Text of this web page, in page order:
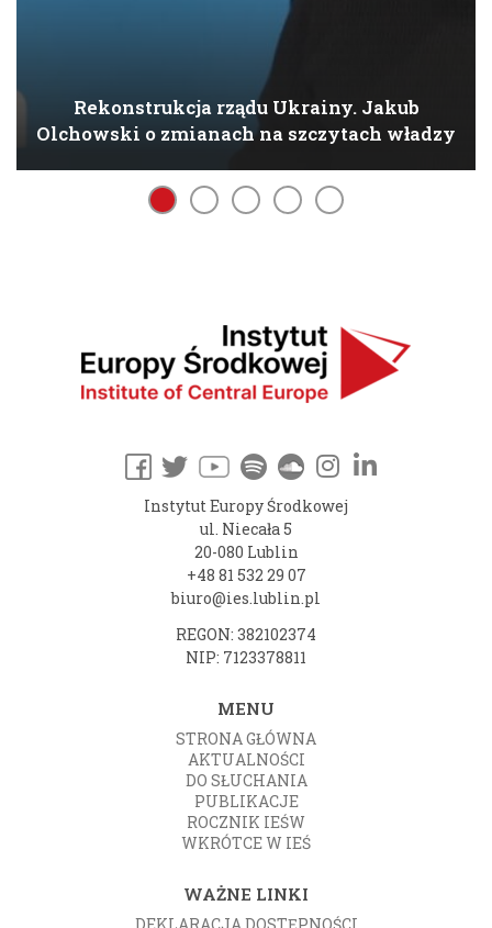
Rekonstrukcja rządu Ukrainy. Jakub
Olchowski o zmianach na szczytach władzy
Instytut Europy Środkowej
ul. Niecała 5
20-080 Lublin
+48 81 532 29 07
biuro@ies.lublin.pl
REGON: 382102374
NIP: 7123378811
MENU
STRONA GŁÓWNA
AKTUALNOŚCI
DO SŁUCHANIA
PUBLIKACJE
ROCZNIK IEŚW
WKRÓTCE W IEŚ
WAŻNE LINKI